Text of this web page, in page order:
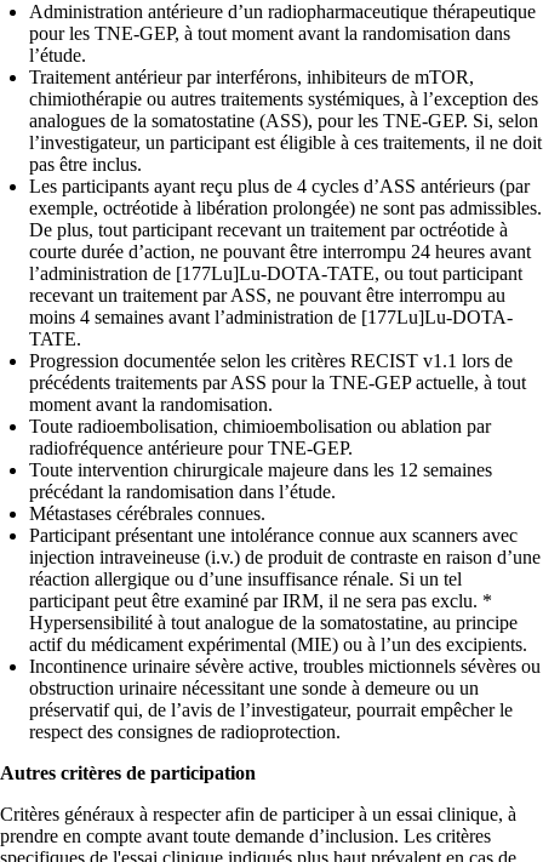
Administration antérieure d’un radiopharmaceutique thérapeutique
pour les TNE-GEP, à tout moment avant la randomisation dans
l’étude.
Traitement antérieur par interférons, inhibiteurs de mTOR,
chimiothérapie ou autres traitements systémiques, à l’exception des
analogues de la somatostatine (ASS), pour les TNE-GEP. Si, selon
l’investigateur, un participant est éligible à ces traitements, il ne doit
pas être inclus.
Les participants ayant reçu plus de 4 cycles d’ASS antérieurs (par
exemple, octréotide à libération prolongée) ne sont pas admissibles.
De plus, tout participant recevant un traitement par octréotide à
courte durée d’action, ne pouvant être interrompu 24 heures avant
l’administration de [177Lu]Lu-DOTA-TATE, ou tout participant
recevant un traitement par ASS, ne pouvant être interrompu au
moins 4 semaines avant l’administration de [177Lu]Lu-DOTA-
TATE.
Progression documentée selon les critères RECIST v1.1 lors de
précédents traitements par ASS pour la TNE-GEP actuelle, à tout
moment avant la randomisation.
Toute radioembolisation, chimioembolisation ou ablation par
radiofréquence antérieure pour TNE-GEP.
Toute intervention chirurgicale majeure dans les 12 semaines
précédant la randomisation dans l’étude.
Métastases cérébrales connues.
Participant présentant une intolérance connue aux scanners avec
injection intraveineuse (i.v.) de produit de contraste en raison d’une
réaction allergique ou d’une insuffisance rénale. Si un tel
participant peut être examiné par IRM, il ne sera pas exclu. *
Hypersensibilité à tout analogue de la somatostatine, au principe
actif du médicament expérimental (MIE) ou à l’un des excipients.
Incontinence urinaire sévère active, troubles mictionnels sévères ou
obstruction urinaire nécessitant une sonde à demeure ou un
préservatif qui, de l’avis de l’investigateur, pourrait empêcher le
respect des consignes de radioprotection.
Autres critères de participation
Critères généraux à respecter afin de participer à un essai clinique, à
prendre en compte avant toute demande d’inclusion. Les critères